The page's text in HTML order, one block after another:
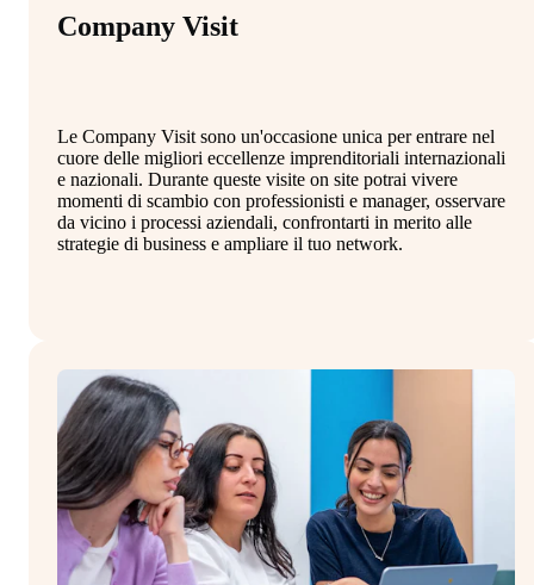
Company Visit
Le Company Visit sono un'occasione unica per entrare nel
cuore delle migliori eccellenze imprenditoriali internazionali
e nazionali. Durante queste visite on site potrai vivere
momenti di scambio con professionisti e manager, osservare
da vicino i processi aziendali, confrontarti in merito alle
strategie di business e ampliare il tuo network.